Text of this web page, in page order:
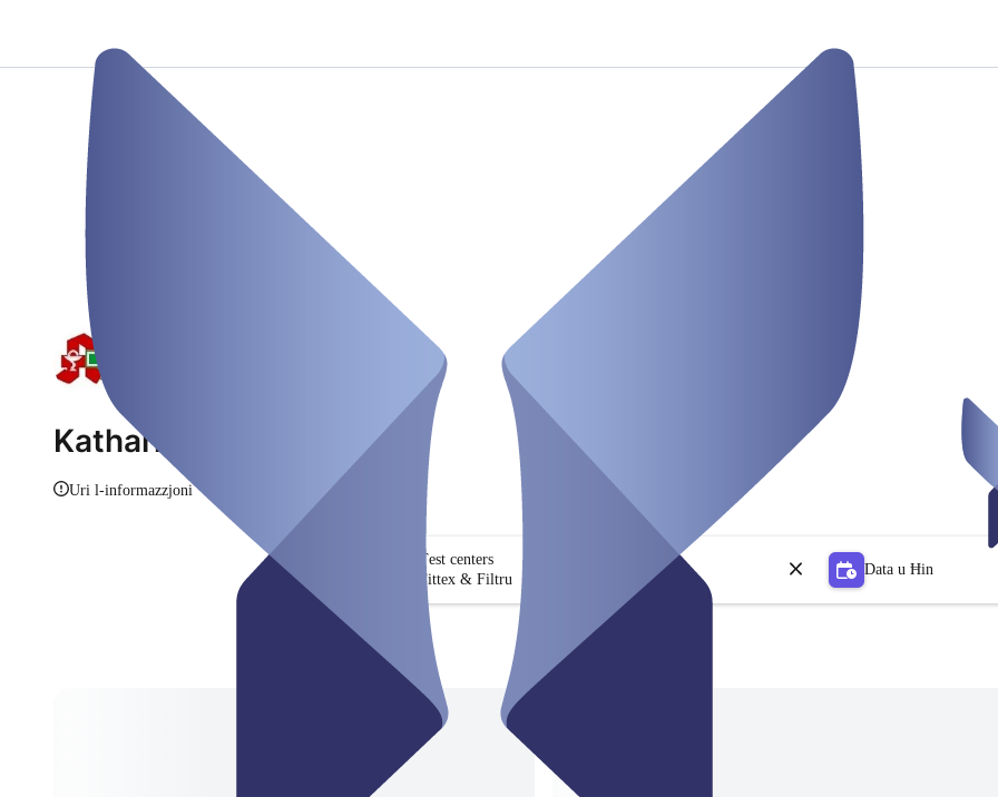
Katharinen-Apotheke
Uri l-informazzjoni
Test centers
Fittex & Filtru
Data u Ħin